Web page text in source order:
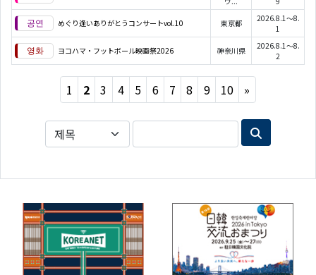
めぐり逢いありがとうコンサートvol.10 東京都
2026.8.1～8.
1
ヨコハマ・フットボール映画祭2026 神奈川県
2026.8.1～8.
2
1 2 3 4 5 6 7 8 9 10 »